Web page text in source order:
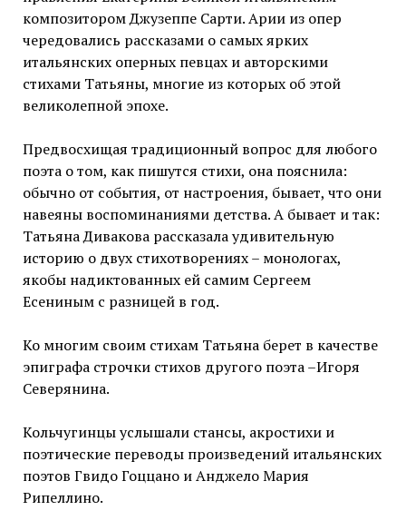
композитором Джузеппе Сарти. Арии из опер
чередовались рассказами о самых ярких
итальянских оперных певцах и авторскими
стихами Татьяны, многие из которых об этой
великолепной эпохе.
Предвосхищая традиционный вопрос для любого
поэта о том, как пишутся стихи, она пояснила:
обычно от события, от настроения, бывает, что они
навеяны воспоминаниями детства. А бывает и так:
Татьяна Дивакова рассказала удивительную
историю о двух стихотворениях – монологах,
якобы надиктованных ей самим Сергеем
Есениным с разницей в год.
Ко многим своим стихам Татьяна берет в качестве
эпиграфа строчки стихов другого поэта –Игоря
Северянина.
Кольчугинцы услышали стансы, акростихи и
поэтические переводы произведений итальянских
поэтов Гвидо Гоццано и Анджело Мария
Рипеллино.